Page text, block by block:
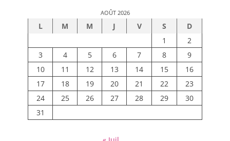
AOÛT 2026
L M M J V S
D
1
2
3
4 5 6 7 8
9
10
11 12 13 14 15
16
17
18 19 20 21 22
23
24
25 26 27 28 29
30
31